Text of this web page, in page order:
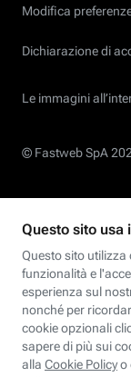
Modifica
Dichiarazione di
Le immagini
© Fastweb SpA